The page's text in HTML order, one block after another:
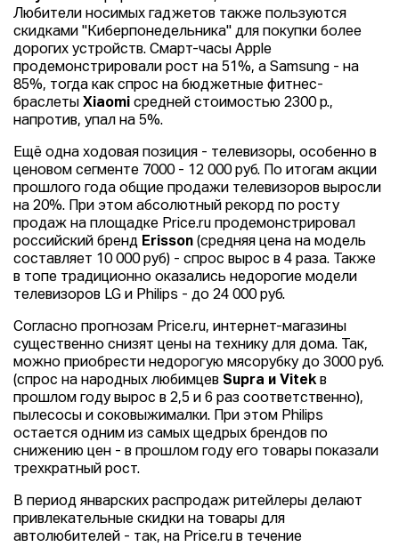
Любители носимых гаджетов также пользуются
скидками "Киберпонедельника" для покупки более
дорогих устройств. Смарт-часы Apple
продемонстрировали рост на 51%, а Samsung - на
85%, тогда как спрос на бюджетные фитнес-
браслеты Xiaomi средней стоимостью 2300 р.,
напротив, упал на 5%.
Ещё одна ходовая позиция - телевизоры, особенно в
ценовом сегменте 7000 - 12 000 руб. По итогам акции
прошлого года общие продажи телевизоров выросли
на 20%. При этом абсолютный рекорд по росту
продаж на площадке Price.ru продемонстрировал
российский бренд Erisson (средняя цена на модель
составляет 10 000 руб) - спрос вырос в 4 раза. Также
в топе традиционно оказались недорогие модели
телевизоров LG и Philips - до 24 000 руб.
Согласно прогнозам Price.ru, интернет-магазины
существенно снизят цены на технику для дома. Так,
можно приобрести недорогую мясорубку до 3000 руб.
(спрос на народных любимцев Supra и Vitekв
прошлом году вырос в 2,5 и 6 раз соответственно),
пылесосы и соковыжималки. При этом Philips
остается одним из самых щедрых брендов по
снижению цен - в прошлом году его товары показали
трехкратный рост.
В период январских распродаж ритейлеры делают
привлекательные скидки на товары для
автолюбителей - так, на Price.ru в течение